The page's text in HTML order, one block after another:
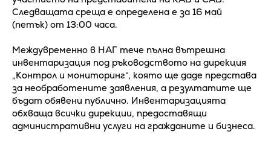
Следващата среща е определена е за 16 май
(петък) от 13:00 часа.
Междувременно в НАГ тече пълна вътрешна
инвентаризация под ръководството на дирекция
„Контрол и мониторинг“, която ще даде представа
за необработените заявления, а резултатите ще
бъдат обявени публично. Инвентаризацията
обхваща всички дирекции, предоставящи
административни услуги на гражданите и бизнеса.